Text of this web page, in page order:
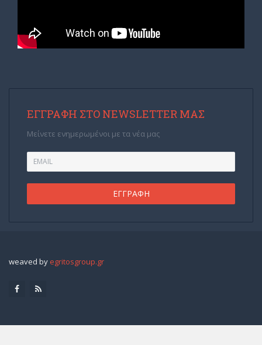
ΕΓΓΡΑΦΉ ΣΤΟ NEWSLETTER ΜΑΣ
Μείνετε ενημερωμένοι με τα νέα μας
weaved by egritosgroup.gr